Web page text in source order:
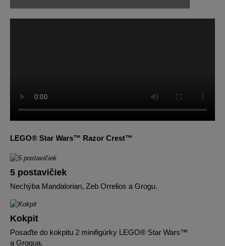
LEGO® Star Wars™ Razor Crest™
5 postavičiek
Nechýba Mandalorian, Zeb Orrelios a Grogu.
Kokpit
Posaďte do kokpitu 2 minifigúrky LEGO® Star Wars™
a Grogua.